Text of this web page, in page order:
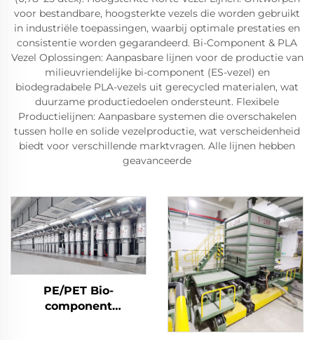
voor bestandbare, hoogsterkte vezels die worden gebruikt
in industriële toepassingen, waarbij optimale prestaties en
consistentie worden gegarandeerd. Bi-Component & PLA
Vezel Oplossingen: Aanpasbare lijnen voor de productie van
milieuvriendelijke bi-component (ES-vezel) en
biodegradabele PLA-vezels uit gerecycled materialen, wat
duurzame productiedoelen ondersteunt. Flexibele
Productielijnen: Aanpasbare systemen die overschakelen
tussen holle en solide vezelproductie, wat verscheidenheid
biedt voor verschillende marktvragen. Alle lijnen hebben
geavanceerde
PE/PET Bio-
component